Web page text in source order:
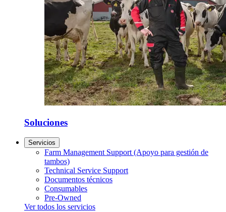
Soluciones
Servicios
Farm Management Support (Apoyo para gestión de
tambos)
Technical Service Support
Documentos técnicos
Consumables
Pre-Owned
Ver todos los servicios